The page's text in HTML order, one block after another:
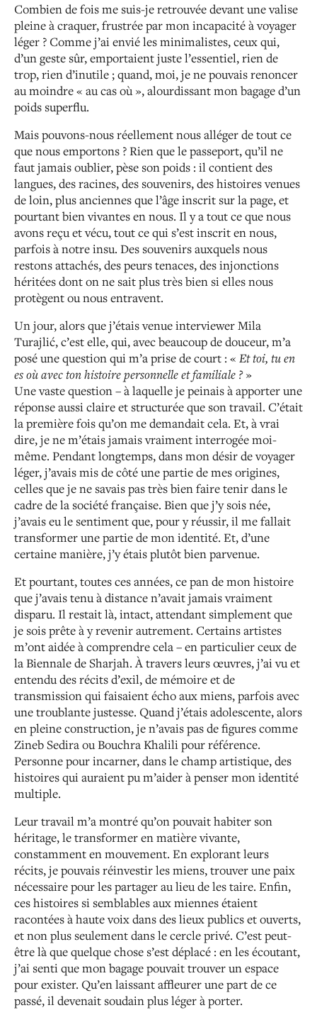
Combien de fois me suis-je retrouvée devant une valise
pleine à craquer, frustrée par mon incapacité à voyager
léger ? Comme j’ai envié les minimalistes, ceux qui,
d’un geste sûr, emportaient juste l’essentiel, rien de
trop, rien d’inutile ; quand, moi, je ne pouvais renoncer
au moindre « au cas où », alourdissant mon bagage d’un
poids superflu.
Mais pouvons-nous réellement nous alléger de tout ce
que nous emportons ? Rien que le passeport, qu’il ne
faut jamais oublier, pèse son poids : il contient des
langues, des racines, des souvenirs, des histoires venues
de loin, plus anciennes que l’âge inscrit sur la page, et
pourtant bien vivantes en nous. Il y a tout ce que nous
avons reçu et vécu, tout ce qui s’est inscrit en nous,
parfois à notre insu. Des souvenirs auxquels nous
restons attachés, des peurs tenaces, des injonctions
héritées dont on ne sait plus très bien si elles nous
protègent ou nous entravent.
Un jour, alors que j’étais venue interviewer Mila
Turajlić, c’est elle, qui, avec beaucoup de douceur, m’a
posé une question qui m’a prise de court : « Et toi, tu en
es où avec ton histoire personnelle et familiale ?»
Une vaste question – à laquelle je peinais à apporter une
réponse aussi claire et structurée que son travail. C’était
la première fois qu’on me demandait cela. Et, à vrai
dire, je ne m’étais jamais vraiment interrogée moi-
même. Pendant longtemps, dans mon désir de voyager
léger, j’avais mis de côté une partie de mes origines,
celles que je ne savais pas très bien faire tenir dans le
cadre de la société française. Bien que j’y sois née,
j’avais eu le sentiment que, pour y réussir, il me fallait
transformer une partie de mon identité. Et, d’une
certaine manière, j’y étais plutôt bien parvenue.
Et pourtant, toutes ces années, ce pan de mon histoire
que j’avais tenu à distance n’avait jamais vraiment
disparu. Il restait là, intact, attendant simplement que
je sois prête à y revenir autrement. Certains artistes
m’ont aidée à comprendre cela – en particulier ceux de
la Biennale de Sharjah. À travers leurs œuvres, j’ai vu et
entendu des récits d’exil, de mémoire et de
transmission qui faisaient écho aux miens, parfois avec
une troublante justesse. Quand j’étais adolescente, alors
en pleine construction, je n’avais pas de figures comme
Zineb Sedira ou Bouchra Khalili pour référence.
Personne pour incarner, dans le champ artistique, des
histoires qui auraient pu m’aider à penser mon identité
multiple.
Leur travail m’a montré qu’on pouvait habiter son
héritage, le transformer en matière vivante,
constamment en mouvement. En explorant leurs
récits, je pouvais réinvestir les miens, trouver une paix
nécessaire pour les partager au lieu de les taire. Enfin,
ces histoires si semblables aux miennes étaient
racontées à haute voix dans des lieux publics et ouverts,
et non plus seulement dans le cercle privé. C’est peut-
être là que quelque chose s’est déplacé : en les écoutant,
j’ai senti que mon bagage pouvait trouver un espace
pour exister. Qu’en laissant affleurer une part de ce
passé, il devenait soudain plus léger à porter.